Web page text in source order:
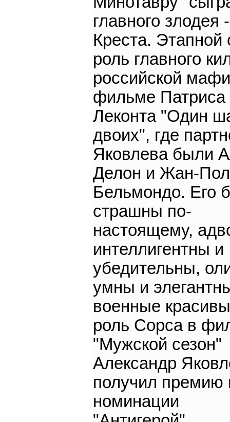
главного злодея -
Креста. Этапной
роль главного
российской
фильме Патриса
Леконта "Один
двоих", где
Яковлева были
Делон и Жан-
Бельмондо. Его
страшны по-
настоящему,
интеллигентны и
убедительны,
умны и
военные
роль Сорса в
"Мужской сезон"
Александр
получил премию
номинации